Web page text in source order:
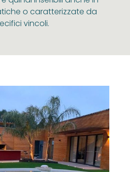
o caratterizzate da
vincoli.